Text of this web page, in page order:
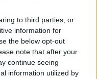
to third parties, or
information for
the below opt-out
note that after your
continue seeing
information utilized by
slepiasi?